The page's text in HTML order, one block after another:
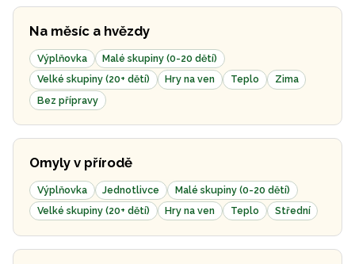
Na měsíc a hvězdy
Výplňovka
Malé skupiny (0-20 dětí)
Velké skupiny (20+ dětí)
Hry na ven Teplo
Zima
Bez přípravy
Omyly v přírodě
Výplňovka Jednotlivce
Malé skupiny (0-20 dětí)
Velké skupiny (20+ dětí)
Hry na ven Teplo Střední